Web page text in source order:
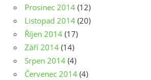
Prosinec 2014 (12)
Listopad 2014 (20)
Říjen 2014 (17)
Září 2014 (14)
Srpen 2014 (4)
Červenec 2014 (4)